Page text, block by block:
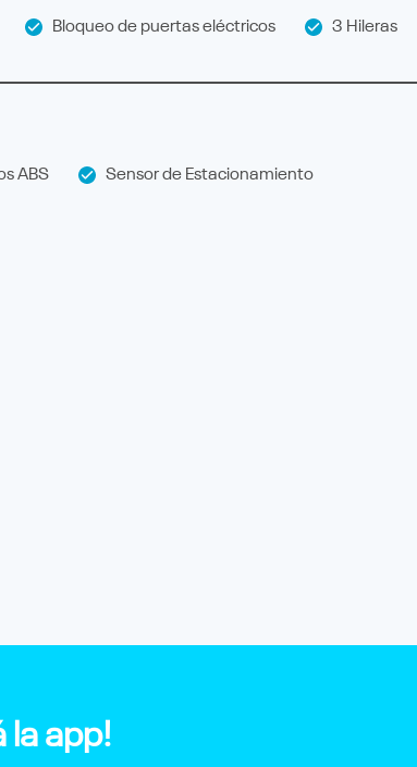
Bloqueo de puertas eléctricos 3 Hileras
ABS Sensor de Estacionamiento
la app!